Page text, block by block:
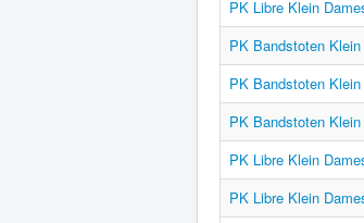
PK Libre Klein
PK Bandstoten
PK Bandstoten
PK Bandstoten
PK Libre Klein
PK Libre Klein